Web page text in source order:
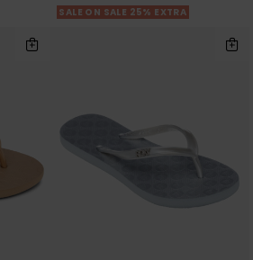
SALE ON SALE 25% EXTRA